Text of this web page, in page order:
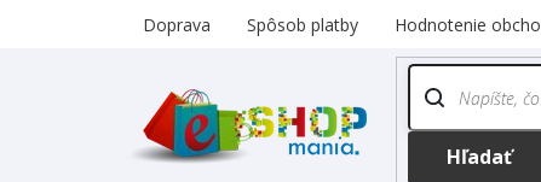
Doprava Spôsob platby Hodnotenie